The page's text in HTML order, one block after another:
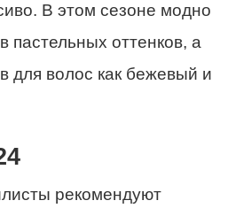
В этом сезоне модно
пастельных оттенков, а
для волос как бежевый и
рекомендуют